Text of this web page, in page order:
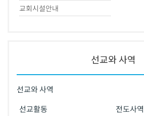
교회시설안내
선교와 사역
선교와 사역
선교활동
전도사역